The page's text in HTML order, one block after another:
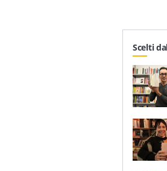
Scelti